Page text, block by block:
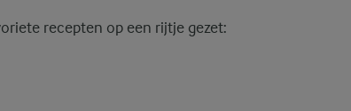
recepten op een rijtje gezet: